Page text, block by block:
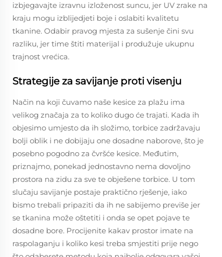
izbjegavajte izravnu izloženost suncu, jer UV zrake na
kraju mogu izblijedjeti boje i oslabiti kvalitetu
tkanine. Odabir pravog mjesta za sušenje čini svu
razliku, jer time štiti materijal i produžuje ukupnu
trajnost vrećica.
Strategije za savijanje proti visenju
Način na koji čuvamo naše kesice za plažu ima
velikog značaja za to koliko dugo će trajati. Kada ih
objesimo umjesto da ih složimo, torbice zadržavaju
bolji oblik i ne dobijaju one dosadne naborove, što je
posebno pogodno za čvršće kesice. Međutim,
priznajmo, ponekad jednostavno nema dovoljno
prostora na zidu za sve te obješene torbice. U tom
slučaju savijanje postaje praktično rješenje, iako
bismo trebali pripaziti da ih ne sabijemo previše jer
se tkanina može oštetiti i onda se opet pojave te
dosadne bore. Procijenite kakav prostor imate na
raspolaganju i koliko kesi treba smjestiti prije nego